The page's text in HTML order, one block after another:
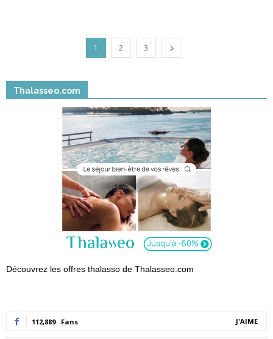
1 2 3
Thalasseo.com
Découvrez les offres thalasso de Thalasseo.com
112,889 Fans J'AIME